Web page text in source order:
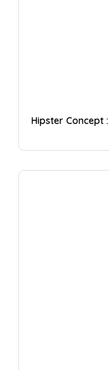
Hipster Concept